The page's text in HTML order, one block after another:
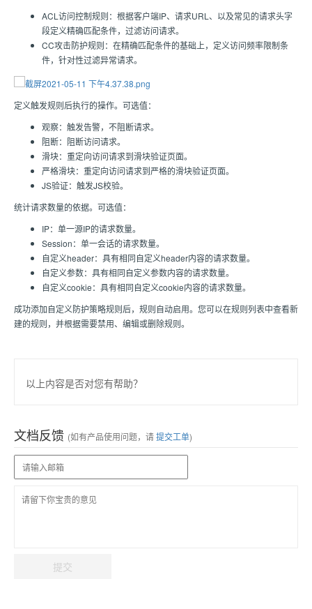
ACL访问控制规则：根据客户端IP、请求URL、以及常见的请求头字
段定义精确匹配条件，过滤访问请求。
CC攻击防护规则：在精确匹配条件的基础上，定义访问频率限制条
件，针对性过滤异常请求。
定义触发规则后执行的操作。可选值：
观察：触发告警，不阻断请求。
阻断：阻断访问请求。
滑块：重定向访问请求到滑块验证页面。
严格滑块：重定向访问请求到严格的滑块验证页面。
JS验证：触发JS校验。
统计请求数量的依据。可选值：
IP：单一源IP的请求数量。
Session：单一会话的请求数量。
自定义header：具有相同自定义header内容的请求数量。
自定义参数：具有相同自定义参数内容的请求数量。
自定义cookie：具有相同自定义cookie内容的请求数量。
成功添加自定义防护策略规则后，规则自动启用。您可以在规则列表中查看新
建的规则，并根据需要禁用、编辑或删除规则。
以上内容是否对您有帮助？
文档反馈 (如有产品使用问题，请提交工单)
提交